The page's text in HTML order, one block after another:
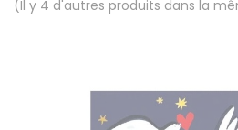
(Il y 4 d'autres produits dans la